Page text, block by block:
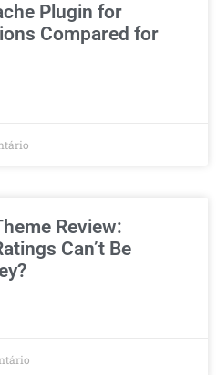
Plugin for
Compared for
Review:
Can’t Be